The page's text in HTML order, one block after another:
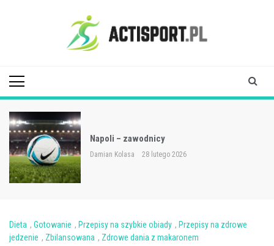
Napoli – zawodnicy
Damian Kolasa 28 lutego 2026
Dieta , Gotowanie , Przepisy na szybkie obiady , Przepisy na zdrowe
jedzenie , Zbilansowana , Zdrowe dania z makaronem